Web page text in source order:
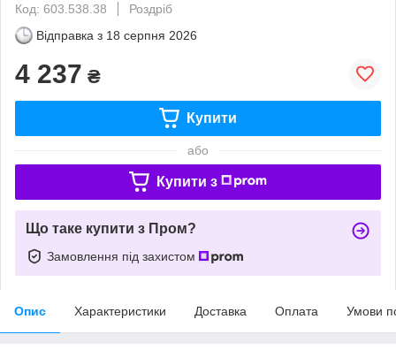
Код: 603.538.38
Роздріб
Відправка з 18 серпня 2026
4 237 ₴
Купити
або
Купити з
Що таке купити з Пром?
Замовлення під захистом
Опис Характеристики Доставка Оплата Умови